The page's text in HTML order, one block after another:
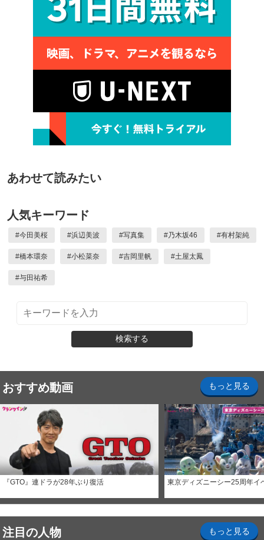
あわせて読みたい
人気キーワード
#今田美桜 #浜辺美波 #写真集 #乃木坂46 #有村架純
#橋本環奈 #小松菜奈 #吉岡里帆 #土屋太鳳
#与田祐希
検索する
おすすめ動画 もっと見る
『GTO』連ドラが28年ぶり復活 東京ディズニーシー25周年イ
注目の人物 もっと見る